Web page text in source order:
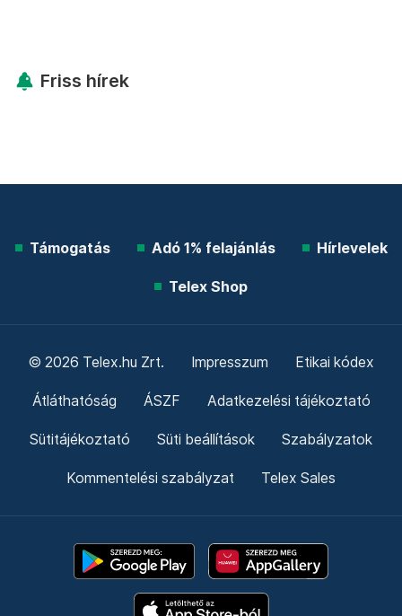
Friss hírek
Támogatás Adó 1% felajánlás Hírlevelek
Telex Shop
© 2026 Telex.hu Zrt. Impresszum Etikai kódex
Átláthatóság ÁSZF Adatkezelési tájékoztató
Sütitájékoztató Süti beállítások Szabályzatok
Kommentelési szabályzat Telex Sales